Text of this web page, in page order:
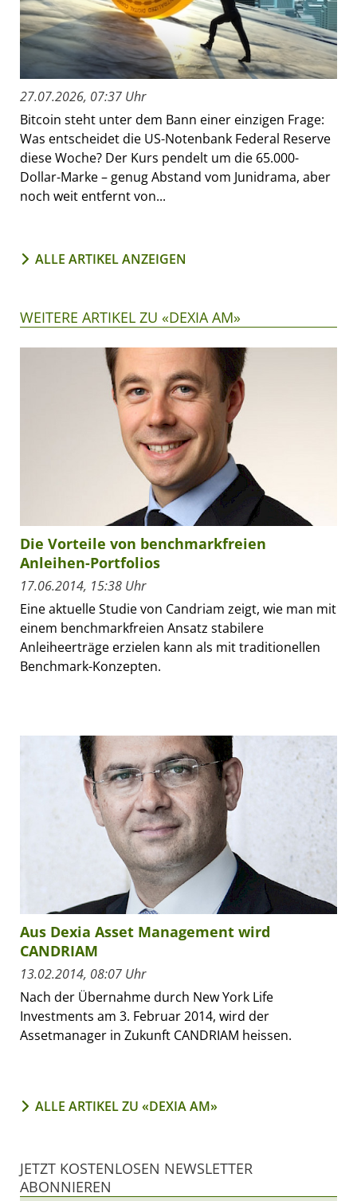
27.07.2026, 07:37 Uhr
Bitcoin steht unter dem Bann einer einzigen Frage:
Was entscheidet die US-Notenbank Federal Reserve
diese Woche? Der Kurs pendelt um die 65.000-
Dollar-Marke – genug Abstand vom Junidrama, aber
noch weit entfernt von...
ALLE ARTIKEL ANZEIGEN
WEITERE ARTIKEL ZU «DEXIA AM»
Die Vorteile von benchmarkfreien
Anleihen-Portfolios
17.06.2014, 15:38 Uhr
Eine aktuelle Studie von Candriam zeigt, wie man mit
einem benchmarkfreien Ansatz stabilere
Anleiheerträge erzielen kann als mit traditionellen
Benchmark-Konzepten.
Aus Dexia Asset Management wird
CANDRIAM
13.02.2014, 08:07 Uhr
Nach der Übernahme durch New York Life
Investments am 3. Februar 2014, wird der
Assetmanager in Zukunft CANDRIAM heissen.
ALLE ARTIKEL ZU «DEXIA AM»
JETZT KOSTENLOSEN NEWSLETTER
ABONNIEREN